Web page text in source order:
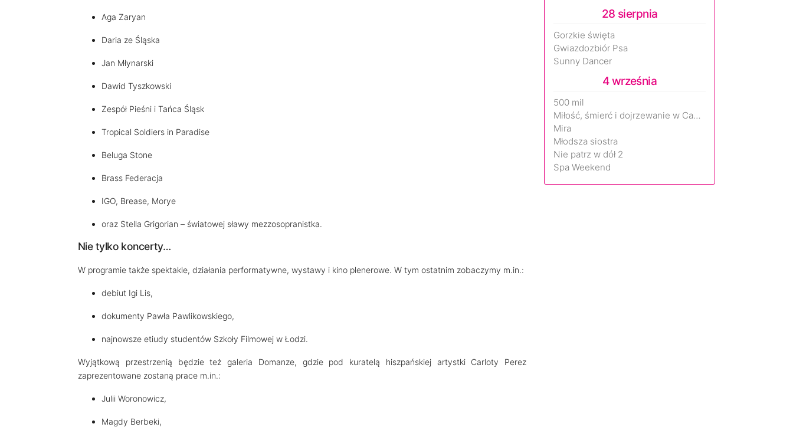
Aga Zaryan
Daria ze Śląska
Jan Młynarski
Dawid Tyszkowski
Zespół Pieśni i Tańca Śląsk
Tropical Soldiers in Paradise
Beluga Stone
Brass Federacja
IGO, Brease, Morye
oraz Stella Grigorian – światowej sławy mezzosopranistka.
Nie tylko koncerty…
W programie także spektakle, działania performatywne, wystawy i kino plenerowe. W tym ostatnim zobaczymy m.in.:
debiut Igi Lis,
dokumenty Pawła Pawlikowskiego,
najnowsze etiudy studentów Szkoły Filmowej w Łodzi.
Wyjątkową przestrzenią będzie też galeria Domanze, gdzie pod kuratelą hiszpańskiej artystki Carloty Perez
zaprezentowane zostaną prace m.in.:
Julii Woronowicz,
Magdy Berbeki,
28 sierpnia
Gorzkie święta
Gwiazdozbiór Psa
Sunny Dancer
4 września
500 mil
Miłość, śmierć i dojrzewanie w Camp Miasma
Mira
Młodsza siostra
Nie patrz w dół 2
Spa Weekend